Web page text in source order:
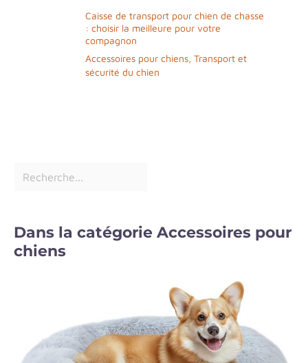
Caisse de transport pour chien de chasse
: choisir la meilleure pour votre
compagnon
Accessoires pour chiens, Transport et
sécurité du chien
Dans la catégorie Accessoires pour
chiens